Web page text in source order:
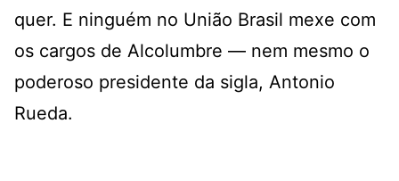
quer. E ninguém no União Brasil mexe com
os cargos de Alcolumbre — nem mesmo o
poderoso presidente da sigla, Antonio
Rueda.